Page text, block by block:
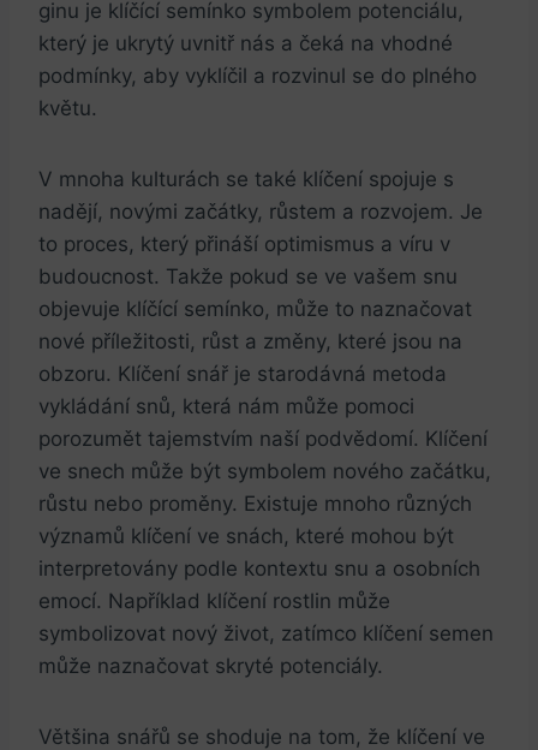
ginu je klíčící semínko symbolem potenciálu,
který je ukrytý uvnitř nás a čeká na vhodné
podmínky, aby vyklíčil a rozvinul se do plného
květu.
V mnoha kulturách se také klíčení spojuje s
nadějí, novými začátky, růstem a rozvojem. Je
to proces, který přináší optimismus a víru v
budoucnost. Takže pokud se ve vašem snu
objevuje klíčící semínko, může to naznačovat
nové příležitosti, růst a změny, které jsou na
obzoru. Klíčení snář je starodávná metoda
vykládání snů, která nám může pomoci
porozumět tajemstvím naší podvědomí. Klíčení
ve snech může být symbolem nového začátku,
růstu nebo proměny. Existuje mnoho různých
významů klíčení ve snách, které mohou být
interpretovány podle kontextu snu a osobních
emocí. Například klíčení rostlin může
symbolizovat nový život, zatímco klíčení semen
může naznačovat skryté potenciály.
Většina snářů se shoduje na tom, že klíčení ve